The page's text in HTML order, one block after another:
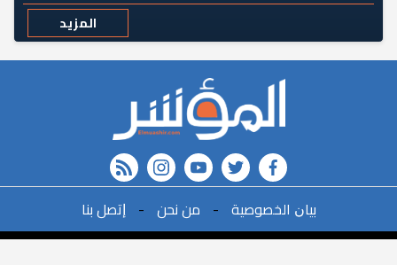
المزيد
FACEBOOK
twitter
youtube
instagram
rss feed
ﺑﻴﺎﻥ اﻟﺨﺼﻮﺻﻴﺔ - ﻣﻦ ﻧﺤﻦ - ﺇﺗﺼﻞ ﺑﻨﺎ